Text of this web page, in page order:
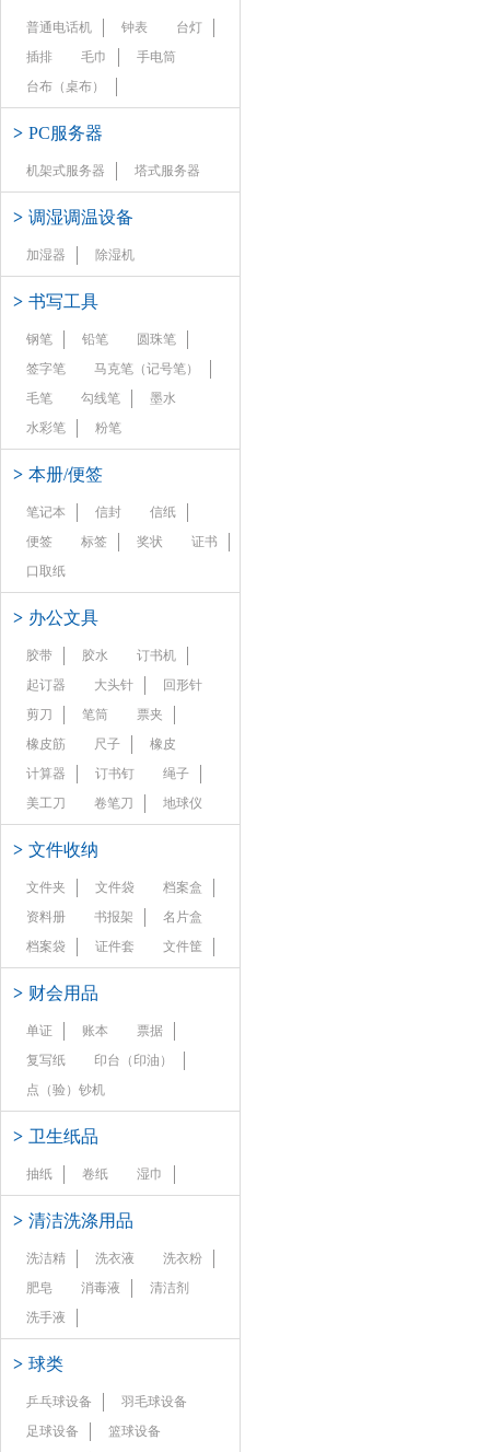
普通电话机 钟表
台灯
插排
毛巾
手电筒
台布（桌布）
> PC服务器
机架式服务器 塔式服务器
> 调湿调温设备
加湿器 除湿机
> 书写工具
钢笔 铅笔
圆珠笔
签字笔
马克笔（记号笔）
毛笔
勾线笔
墨水
水彩笔
粉笔
> 本册/便签
笔记本 信封
信纸
便签
标签 奖状
证书
口取纸
> 办公文具
胶带 胶水
订书机
起订器
大头针
回形针
剪刀
笔筒
票夹
橡皮筋
尺子
橡皮
计算器
订书钉
绳子
美工刀
卷笔刀 地球仪
> 文件收纳
文件夹 文件袋
档案盒
资料册
书报架
名片盒
档案袋
证件套 文件筐
> 财会用品
单证 账本
票据
复写纸
印台（印油）
点（验）钞机
> 卫生纸品
抽纸 卷纸 湿巾
> 清洁洗涤用品
洗洁精 洗衣液
洗衣粉
肥皂
消毒液
清洁剂
洗手液
> 球类
乒乓球设备
羽毛球设备
足球设备
篮球设备